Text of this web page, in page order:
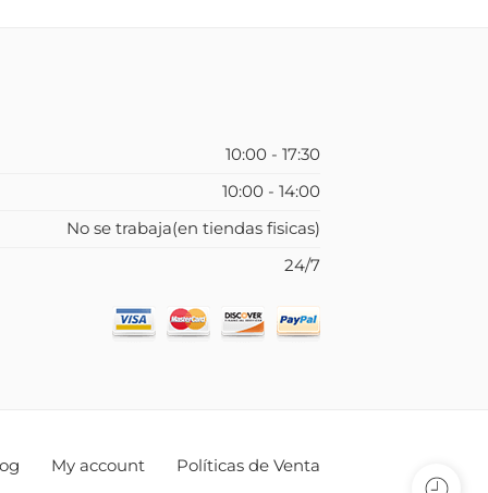
10:00 - 17:30
10:00 - 14:00
No se trabaja(en tiendas fisicas)
24/7
My account Políticas de Venta